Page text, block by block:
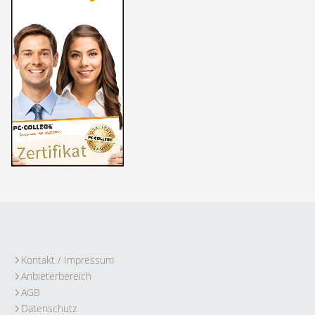
Kontakt / Impressum
Anbieterbereich
AGB
Datenschutz